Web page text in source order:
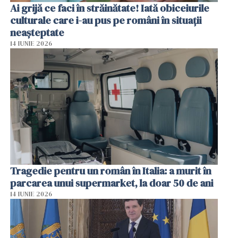
Ai grijă ce faci în străinătate! Iată obiceiurile
culturale care i-au pus pe români în situații
neașteptate
14 IUNIE 2026
Tragedie pentru un român în Italia: a murit în
parcarea unui supermarket, la doar 50 de ani
14 IUNIE 2026